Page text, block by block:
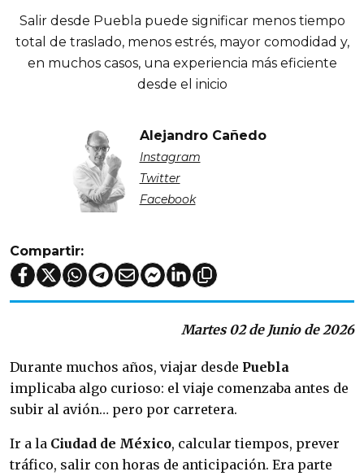
Salir desde Puebla puede significar menos tiempo
total de traslado, menos estrés, mayor comodidad y,
en muchos casos, una experiencia más eficiente
desde el inicio
Alejandro Cañedo
Instagram
Twitter
Facebook
Compartir:
Martes 02 de Junio de 2026
Durante muchos años, viajar desde Puebla
implicaba algo curioso: el viaje comenzaba antes de
subir al avión… pero por carretera.
Ir a la Ciudad de México, calcular tiempos, prever
tráfico, salir con horas de anticipación. Era parte